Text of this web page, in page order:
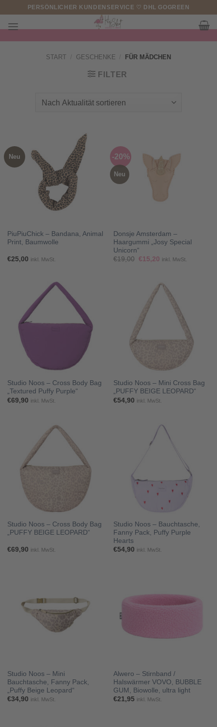
springen
PERSÖNLICHER KUNDENSERVICE ♡ DHL GOGREEN
START GESCHENKE FÜR MÄDCHEN
FILTER
Neu
PiuPiuChick – Bandana, Animal
Print, Baumwolle
€25,00 inkl. MwSt.
-20%
Neu
Donsje Amsterdam –
Haargummi „Josy Special
Unicorn“
€19,00 Ursprünglicher
€15,20Aktueller
inkl. MwSt.
Studio Noos – Cross Body Bag
„Textured Puffy Purple“
€69,90 inkl. MwSt.
Studio Noos – Mini Cross Bag
„PUFFY BEIGE LEOPARD“
€54,90 inkl. MwSt.
Studio Noos – Cross Body Bag
„PUFFY BEIGE LEOPARD“
€69,90 inkl. MwSt.
Studio Noos – Bauchtasche,
Fanny Pack, Puffy Purple
Hearts
€54,90 inkl. MwSt.
Studio Noos – Mini
Bauchtasche, Fanny Pack,
„Puffy Beige Leopard“
€34,90 inkl. MwSt.
Alwero – Stirnband /
Halswärmer VOVO, BUBBLE
GUM, Biowolle, ultra light
€21,95 inkl. MwSt.